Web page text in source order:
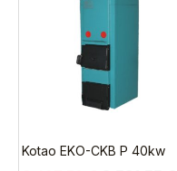
Kotao EKO-CKB P 40kw
3.407,50 €.